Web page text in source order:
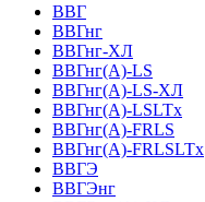
ВВГ
ВВГнг
ВВГнг-ХЛ
ВВГнг(А)-LS
ВВГнг(А)-LS-ХЛ
ВВГнг(А)-LSLTx
ВВГнг(А)-FRLS
ВВГнг(А)-FRLSLTx
ВВГЭ
ВВГЭнг